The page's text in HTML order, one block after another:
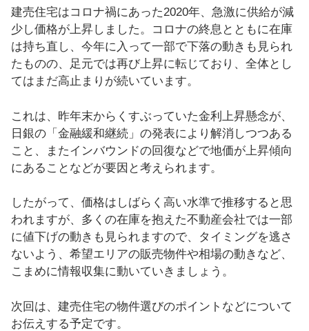
建売住宅はコロナ禍にあった2020年、急激に供給が減
少し価格が上昇しました。コロナの終息とともに在庫
は持ち直し、今年に入って一部で下落の動きも見られ
たものの、足元では再び上昇に転じており、全体とし
てはまだ高止まりが続いています。
これは、昨年末からくすぶっていた金利上昇懸念が、
日銀の「金融緩和継続」の発表により解消しつつある
こと、またインバウンドの回復などで地価が上昇傾向
にあることなどが要因と考えられます。
したがって、価格はしばらく高い水準で推移すると思
われますが、多くの在庫を抱えた不動産会社では一部
に値下げの動きも見られますので、タイミングを逃さ
ないよう、希望エリアの販売物件や相場の動きなど、
こまめに情報収集に動いていきましょう。
次回は、建売住宅の物件選びのポイントなどについて
お伝えする予定です。